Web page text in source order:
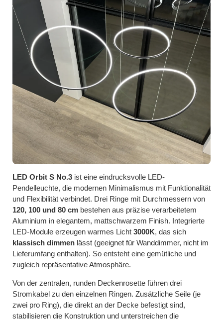
LED Orbit S No.3 ist eine eindrucksvolle LED-
Pendelleuchte, die modernen Minimalismus mit Funktionalität
und Flexibilität verbindet. Drei Ringe mit Durchmessern von
120, 100 und 80 cm bestehen aus präzise verarbeitetem
Aluminium in elegantem, mattschwarzem Finish. Integrierte
LED-Module erzeugen warmes Licht 3000K, das sich
klassisch dimmen lässt (geeignet für Wanddimmer, nicht im
Lieferumfang enthalten). So entsteht eine gemütliche und
zugleich repräsentative Atmosphäre.
Von der zentralen, runden Deckenrosette führen drei
Stromkabel zu den einzelnen Ringen. Zusätzliche Seile (je
zwei pro Ring), die direkt an der Decke befestigt sind,
stabilisieren die Konstruktion und unterstreichen die